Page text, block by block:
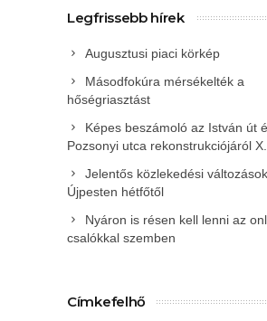
Legfrissebb hírek
Augusztusi piaci körkép
Másodfokúra mérsékelték a
hőségriasztást
Képes beszámoló az István út
Pozsonyi utca rekonstrukciójáról X.
Jelentős közlekedési
Újpesten hétfőtől
Nyáron is résen kell lenni az
csalókkal szemben
Címkefelhő